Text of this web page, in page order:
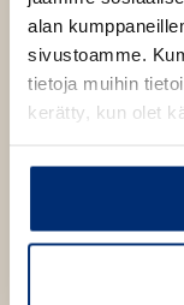
alan
sivustoamme.
tietoja muihin
kerätty, kun olet
a
r
i
u
o